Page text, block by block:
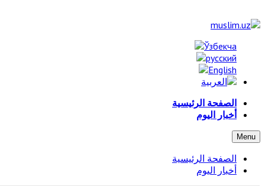
الصفحة الرئيسية
أخبار اليوم
Menu
الصفحة الرئيسية
أخبار اليوم